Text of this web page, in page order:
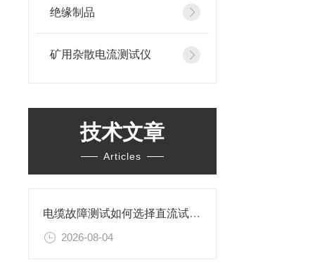
绝缘制品
矿用杂散电流测试仪
技术文章
Articles
电缆故障测试如何选择直流试验还是交流试验？
2026-08-04